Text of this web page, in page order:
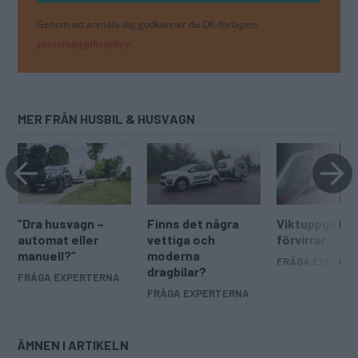
Genom att anmäla dig godkänner du OK-förlagets
personuppgiftspolicy.
MER FRÅN HUSBIL & HUSVAGN
”Dra husvagn –
automat eller
manuell?”
FRÅGA EXPERTERNA
Finns det några
vettiga och
moderna
dragbilar?
FRÅGA EXPERTERNA
Viktuppgifter
förvirrar...
FRÅGA
ÄMNEN I ARTIKELN